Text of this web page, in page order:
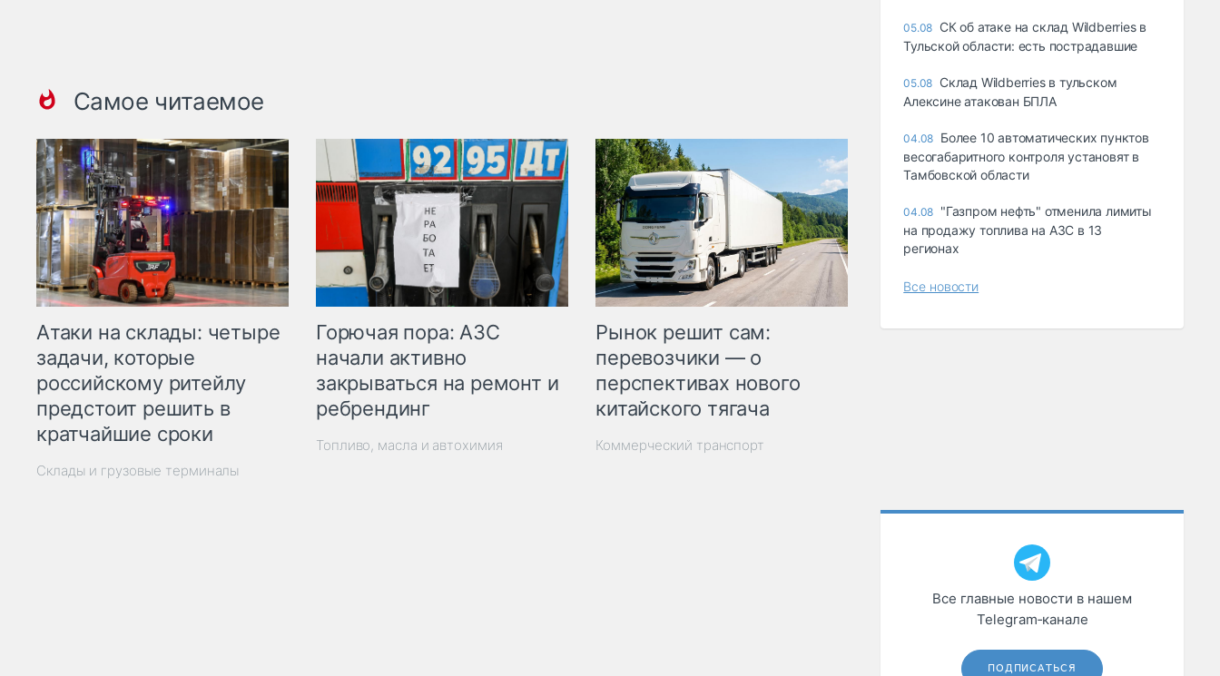
Самое читаемое
Атаки на склады: четыре
задачи, которые
российскому ритейлу
предстоит решить в
кратчайшие сроки
Склады и грузовые терминалы
Горючая пора: АЗС
начали активно
закрываться на ремонт и
ребрендинг
Топливо, масла и автохимия
Рынок решит сам:
перевозчики — о
перспективах нового
китайского тягача
Коммерческий транспорт
05.08 СК об атаке на склад Wildberries в
Тульской области: есть пострадавшие
05.08 Склад Wildberries в тульском
Алексине атакован БПЛА
04.08 Более 10 автоматических пунктов
весогабаритного контроля установят в
Тамбовской области
04.08 "Газпром нефть" отменила лимиты
на продажу топлива на АЗС в 13
регионах
Все новости
Все главные новости в нашем
Telegram‑канале
ПОДПИСАТЬСЯ